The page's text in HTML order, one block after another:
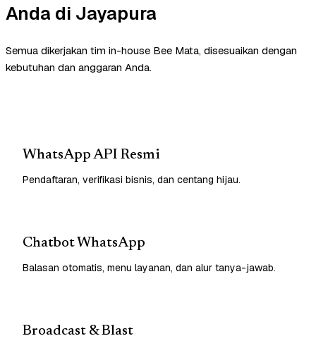
Anda di Jayapura
Semua dikerjakan tim in-house Bee Mata, disesuaikan dengan
kebutuhan dan anggaran Anda.
WhatsApp API Resmi
Pendaftaran, verifikasi bisnis, dan centang hijau.
Chatbot WhatsApp
Balasan otomatis, menu layanan, dan alur tanya-jawab.
Broadcast & Blast